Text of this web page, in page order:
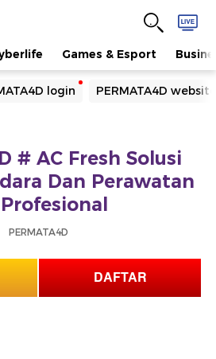
Games & Esport
login PERMATA4D website
# AC Fresh Solusi
Dan Perawatan
PERMATA4D
DAFTAR